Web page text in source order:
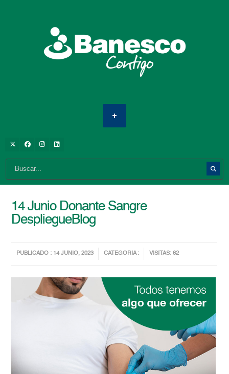
14 Junio Donante Sangre
DespliegueBlog
PUBLICADO : 14 JUNIO, 2023 CATEGORIA : VISITAS: 62